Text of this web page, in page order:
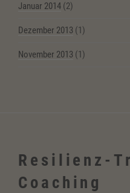
Januar 2014 (2)
Dezember 2013 (1)
November 2013 (1)
Resilienz-
Coaching